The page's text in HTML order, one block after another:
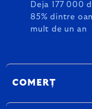
Deja 177 000
85% dintre
mult de un an
COMERȚ